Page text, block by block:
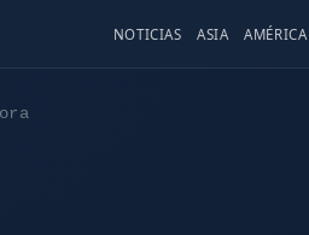
NOTICIAS ASIA AMÉRICA